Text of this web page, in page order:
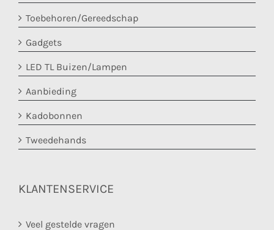
Toebehoren/Gereedschap
Gadgets
LED TL Buizen/Lampen
Aanbieding
Kadobonnen
Tweedehands
KLANTENSERVICE
Veel gestelde vragen